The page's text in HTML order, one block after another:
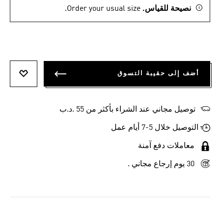
نصيحة للقياس. Order your usual size.
أضف إلى حقيبة التسوق
توصيل مجاني عند الشراء بأكثر من 55 .د.ب‎
التوصيل خلال 5-7 أيام عمل
معاملات دفع آمنة